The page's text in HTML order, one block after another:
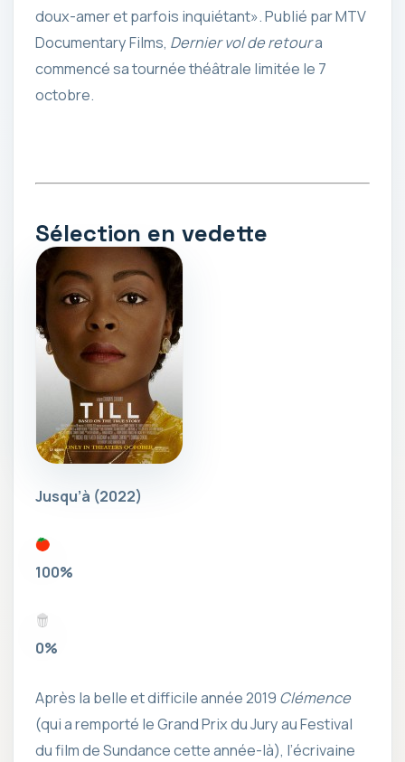
doux-amer et parfois inquiétant». Publié par MTV
Documentary Films, Dernier vol de retoura
commencé sa tournée théâtrale limitée le 7
octobre.
Sélection en vedette
Jusqu’à (2022)
100%
0%
Après la belle et difficile année 2019 Clémence
(qui a remporté le Grand Prix du Jury au Festival
du film de Sundance cette année-là), l’écrivaine